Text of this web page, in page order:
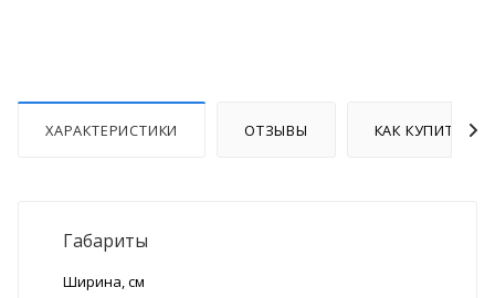
ХАРАКТЕРИСТИКИ ОТЗЫВЫ КАК КУПИТЬ
Габариты
Ширина, см